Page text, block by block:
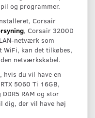
og programmer.
Corsair
, Corsair 3200D
netværk som
kan det tilkøbes,
netværkskabel.
hvis du vil have en
5060 Ti 16GB,
RAM og stor
dig, der vil have høj